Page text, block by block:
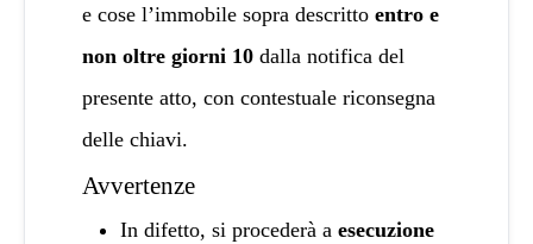
e cose l’immobile sopra descritto entro e
non oltre giorni 10 dalla notifica del
presente atto, con contestuale riconsegna
delle chiavi.
Avvertenze
In difetto, si procederà a esecuzione